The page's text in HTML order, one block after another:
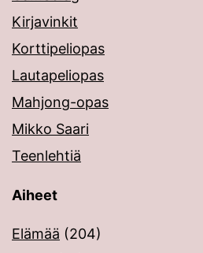
Kirjavinkit
Korttipeliopas
Lautapeliopas
Mahjong-opas
Mikko Saari
Teenlehtiä
Aiheet
Elämää (204)